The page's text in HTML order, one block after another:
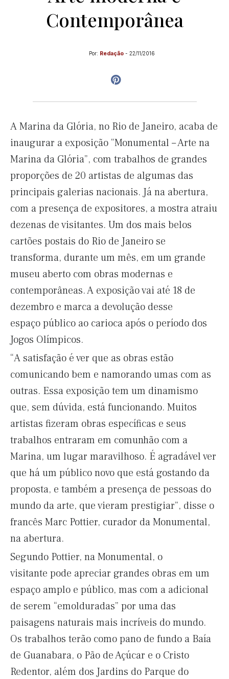
Contemporânea
Por: Redação - 22/11/2016
A Marina da Glória, no Rio de Janeiro, acaba de
inaugurar a exposição “Monumental – Arte na
Marina da Glória”, com trabalhos de grandes
proporções de 20 artistas de algumas das
principais galerias nacionais. Já na abertura,
com a presença de expositores, a mostra atraiu
dezenas de visitantes. Um dos mais belos
cartões postais do Rio de Janeiro se
transforma, durante um mês, em um grande
museu aberto com obras modernas e
contemporâneas. A exposição vai até 18 de
dezembro e marca a devolução desse
espaço público ao carioca após o período dos
Jogos Olímpicos.
“A satisfação é ver que as obras estão
comunicando bem e namorando umas com as
outras. Essa exposição tem um dinamismo
que, sem dúvida, está funcionando. Muitos
artistas fizeram obras específicas e seus
trabalhos entraram em comunhão com a
Marina, um lugar maravilhoso. É agradável ver
que há um público novo que está gostando da
proposta, e também a presença de pessoas do
mundo da arte, que vieram prestigiar”, disse o
francês Marc Pottier, curador da Monumental,
na abertura.
Segundo Pottier, na Monumental, o
visitante pode apreciar grandes obras em um
espaço amplo e público, mas com a adicional
de serem “emolduradas” por uma das
paisagens naturais mais incríveis do mundo.
Os trabalhos terão como pano de fundo a Baía
de Guanabara, o Pão de Açúcar e o Cristo
Redentor, além dos Jardins do Parque do